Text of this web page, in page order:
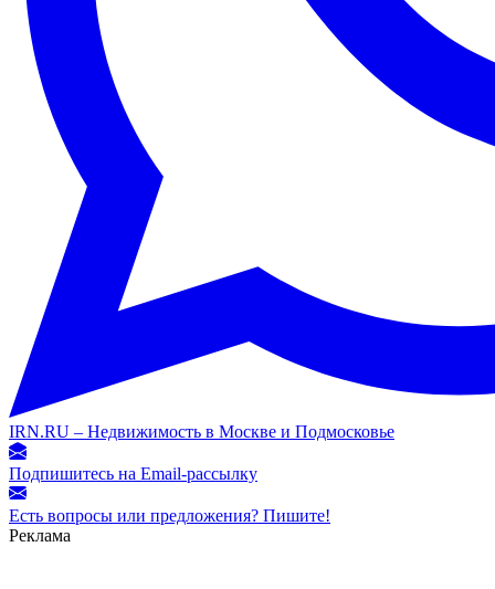
IRN.RU – Недвижимость в Москве и Подмосковье
Подпишитесь на Email-рассылку
Есть вопросы или предложения? Пишите!
Реклама